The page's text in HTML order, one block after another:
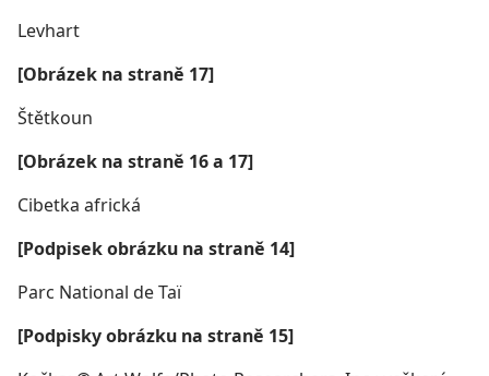
Levhart
[Obrázek na straně 17]
Štětkoun
[Obrázek na straně 16 a 17]
Cibetka africká
[Podpisek obrázku na straně 14]
Parc National de Taï
[Podpisky obrázku na straně 15]